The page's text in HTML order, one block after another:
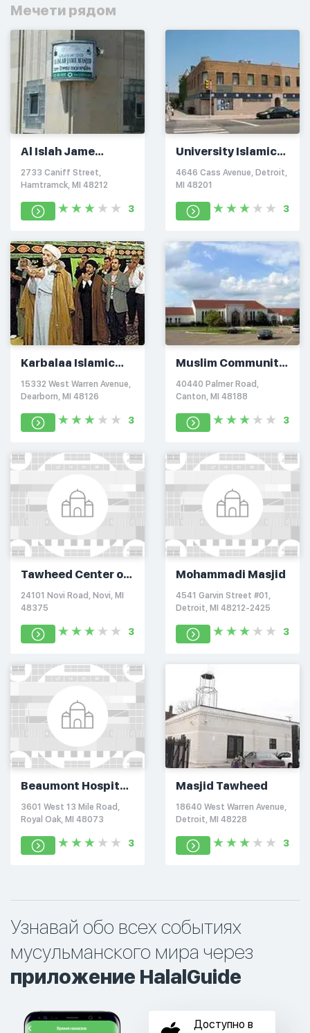
Мечети рядом
Al Islah Jame
Masjid
2733 Caniff Street,
Hamtramck, MI 48212
3
University Islamic
Center of Detroit
4646 Cass Avenue, Detroit,
MI 48201
3
Karbalaa Islamic
Educational Center
15332 West Warren Avenue,
Dearborn, MI 48126
3
Muslim Community
of the Western
Suburbs
40440 Palmer Road,
Canton, MI 48188
3
Tawheed Center of
Novi
24101 Novi Road, Novi, MI
48375
3
Mohammadi Masjid
4541 Garvin Street #01,
Detroit, MI 48212-2425
3
Beaumont Hospital
Spiritual Center
3601 West 13 Mile Road,
Royal Oak, MI 48073
3
Masjid Tawheed
18640 West Warren Avenue,
Detroit, MI 48228
3
Узнавай обо всех событиях
мусульманского мира через
приложение HalalGuide
Доступно в